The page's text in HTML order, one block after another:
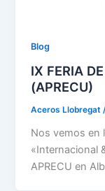
Blog
IX FERIA
(APRECU)
Aceros Llobregat
Nos vemos en
«Internacional
APRECU en